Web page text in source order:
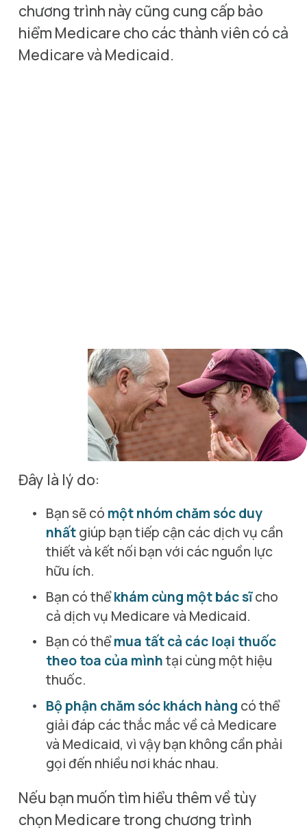
chương trình này cũng cung cấp bảo
hiểm Medicare cho các thành viên có cả
Medicare và Medicaid.
Đây là lý do:
Bạn sẽ có một nhóm chăm sóc duy
nhất giúp bạn tiếp cận các dịch vụ cần
thiết và kết nối bạn với các nguồn lực
hữu ích.
Bạn có thể khám cùng một bác sĩ cho
cả dịch vụ Medicare và Medicaid.
Bạn có thể mua tất cả các loại thuốc
theo toa của mình tại cùng một hiệu
thuốc.
Bộ phận chăm sóc khách hàng có thể
giải đáp các thắc mắc về cả Medicare
và Medicaid, vì vậy bạn không cần phải
gọi đến nhiều nơi khác nhau.
Nếu bạn muốn tìm hiểu thêm về tùy
chọn Medicare trong chương trình